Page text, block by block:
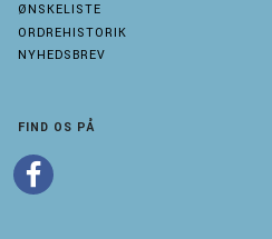
ØNSKELISTE
ORDREHISTORIK
NYHEDSBREV
FIND OS PÅ